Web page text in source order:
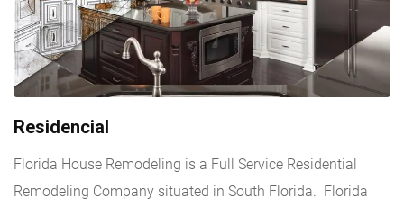
Residencial
Florida House Remodeling is a Full Service Residential
Remodeling Company situated in South Florida. Florida